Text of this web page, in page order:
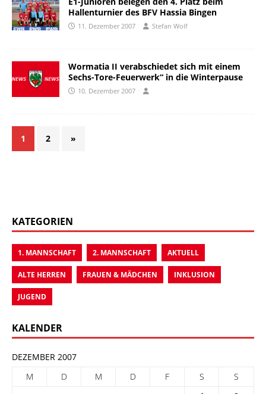
Hallenturnier des BFV Hassia Bingen
11. Dezember 2007 Stefan Wolf
Wormatia II verabschiedet sich mit einem
Sechs-Tore-Feuerwerk“ in die Winterpause
10. Dezember 2007
1 2 »
KATEGORIEN
1. MANNSCHAFT 2. MANNSCHAFT AKTUELL
ALTE HERREN FRAUEN & MÄDCHEN INKLUSION
JUGEND
KALENDER
DEZEMBER 2007
M
D M D F S
S